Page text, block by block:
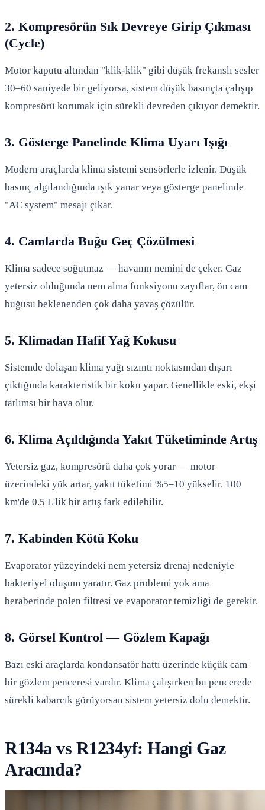
2. Kompresörün Sık Devreye Girip Çıkması
(Cycle)
Motor kaputu altından "klik-klik" gibi düşük frekanslı sesler
30–60 saniyede bir geliyorsa, sistem düşük basınçta çalışıp
kompresörü korumak için sürekli devreden çıkıyor demektir.
3. Gösterge Panelinde Klima Uyarı Işığı
Modern araçlarda klima sistemi sensörlerle izlenir. Düşük
basınç algılandığında ışık yanar veya gösterge panelinde
"AC system" mesajı çıkar.
4. Camlarda Buğu Geç Çözülmesi
Klima sadece soğutmaz — havanın nemini de çeker. Gaz
yetersiz olduğunda nem alma fonksiyonu zayıflar, ön cam
buğusu beklenenden çok daha yavaş çözülür.
5. Klimadan Hafif Yağ Kokusu
Sistemde dolaşan klima yağı sızıntı noktasından dışarı
çıktığında karakteristik bir koku yapar. Genellikle eski, ekşi
tatlımsı bir hava olur.
6. Klima Açıldığında Yakıt Tüketiminde Artış
Yetersiz gaz, kompresörü daha çok yorar — motor
üzerindeki yük artar, yakıt tüketimi %5–10 yükselir. 100
km'de 0.5 L'lik bir artış fark edilebilir.
7. Kabinden Kötü Koku
Evaporator yüzeyindeki nem yetersiz drenaj nedeniyle
bakteriyel oluşum yaratır. Gaz problemi yok ama
beraberinde polen filtresi ve evaporator temizliği de gerekir.
8. Görsel Kontrol — Gözlem Kapağı
Bazı eski araçlarda kondansatör hattı üzerinde küçük cam
bir gözlem penceresi vardır. Klima çalışırken bu pencerede
sürekli kabarcık görüyorsan sistem yetersiz dolu demektir.
R134a vs R1234yf: Hangi Gaz
Aracında?